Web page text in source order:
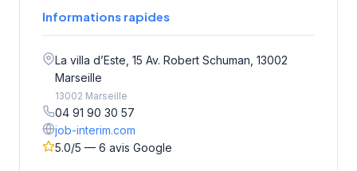
Informations rapides
La villa d’Este, 15 Av. Robert Schuman, 13002
Marseille
13002 Marseille
04 91 90 30 57
job-interim.com
5.0/5 — 6 avis Google